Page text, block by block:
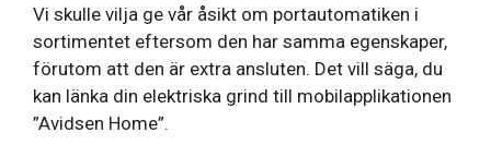
Vi skulle vilja ge vår åsikt om portautomatiken i
sortimentet eftersom den har samma egenskaper,
förutom att den är extra ansluten. Det vill säga, du
kan länka din elektriska grind till mobilapplikationen
”Avidsen Home”.